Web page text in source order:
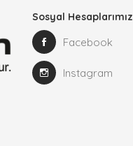
Sosyal Hesaplarımız
Facebook
Instagram